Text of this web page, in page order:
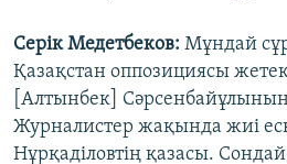
Серік Медетбеков: Мұндай
Қазақстан оппозициясы
[Алтынбек] Сәрсенбайұлының
Журналистер жақында жиі
Нұрқаділовтің қазасы.